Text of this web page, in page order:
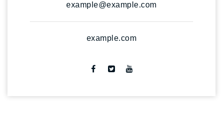
example@example.com
example.com